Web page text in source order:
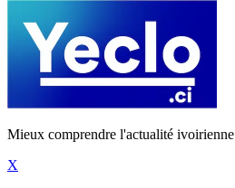
Mieux comprendre l'actualité ivoirienne
X